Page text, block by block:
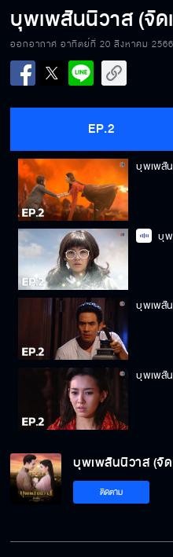
บุพเพสันนิวาส (จัด
ออกอากาศ อาทิตย์ที่ 20 สิงหาคม 2566
EP.2
บุพเพสั
บุพ
บุพเพสั
บุพเพสั
บุพเพสันนิวาส (จั
ติดตาม